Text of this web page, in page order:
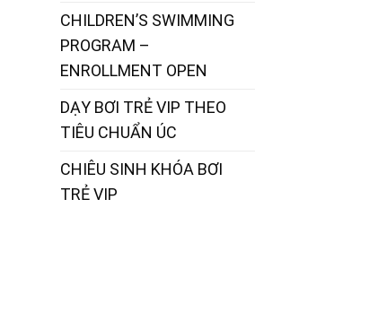
CHILDREN’S SWIMMING
PROGRAM –
ENROLLMENT OPEN
DẠY BƠI TRẺ VIP THEO
TIÊU CHUẨN ÚC
CHIÊU SINH KHÓA BƠI
TRẺ VIP